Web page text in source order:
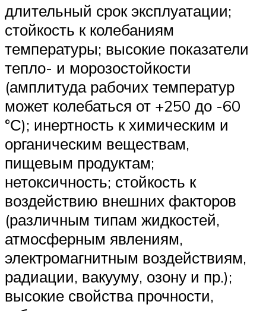
длительный срок эксплуатации;
стойкость к колебаниям
температуры; высокие показатели
тепло- и морозостойкости
(амплитуда рабочих температур
может колебаться от +250 до -60
°С); инертность к химическим и
органическим веществам,
пищевым продуктам;
нетоксичность; стойкость к
воздействию внешних факторов
(различным типам жидкостей,
атмосферным явлениям,
электромагнитным воздействиям,
радиации, вакууму, озону и пр.);
высокие свойства прочности,